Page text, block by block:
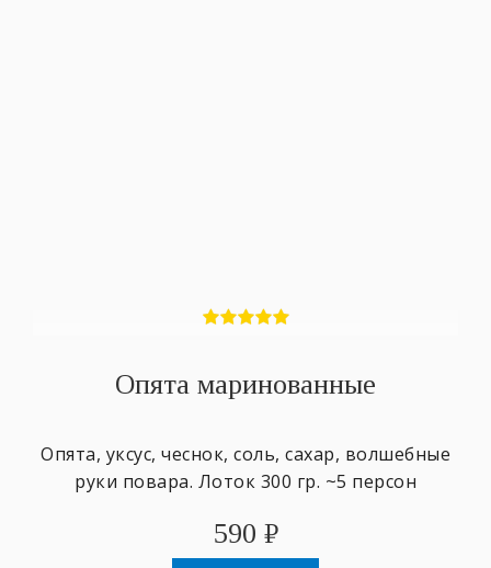
Опята маринованные
Опята, уксус, чеснок, соль, сахар, волшебные
руки повара. Лоток 300 гр. ~5 персон
590 ₽